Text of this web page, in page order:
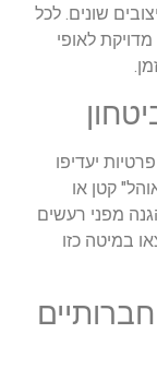
שונים. לכל
לאופי
יעדיפו
קטן או
מפני רעשים
במיטה כזו